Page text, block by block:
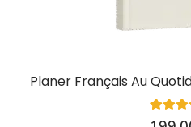
Planer Français Au
4